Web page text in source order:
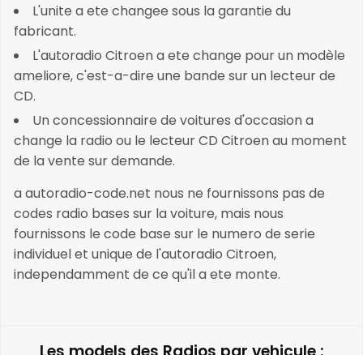
L'unite a ete changee sous la garantie du
fabricant.
L'autoradio Citroen a ete change pour un modèle
ameliore, c'est-a-dire une bande sur un lecteur de
CD.
Un concessionnaire de voitures d'occasion a
change la radio ou le lecteur CD Citroen au moment
de la vente sur demande.
a autoradio-code.net nous ne fournissons pas de
codes radio bases sur la voiture, mais nous
fournissons le code base sur le numero de serie
individuel et unique de l'autoradio Citroen,
independamment de ce qu'il a ete monte.